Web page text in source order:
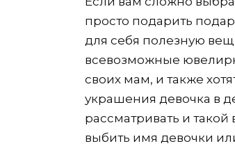
просто подарить
для себя полезную
всевозможные
своих мам, и также
украшения девочка в
рассматривать и
выбить имя девочки